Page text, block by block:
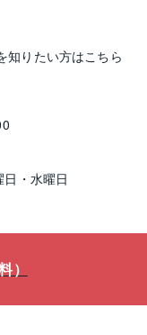
知りたい方はこちら
日・水曜日
）